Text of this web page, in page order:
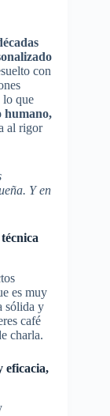
con
lo que
humano,
al rigor
Y en
es muy
sólida y
café
charla.
eficacia,